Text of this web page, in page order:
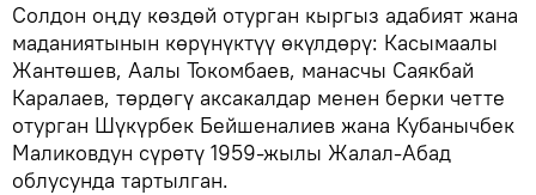
Солдон оңду көздөй отурган кыргыз адабият жана
маданиятынын көрүнүктүү өкүлдөрү: Касымаалы
Жантөшев, Аалы Токомбаев, манасчы Саякбай
Каралаев, төрдөгү аксакалдар менен берки четте
отурган Шүкүрбек Бейшеналиев жана Кубанычбек
Маликовдун сүрөтү 1959-жылы Жалал-Абад
облусунда тартылган.